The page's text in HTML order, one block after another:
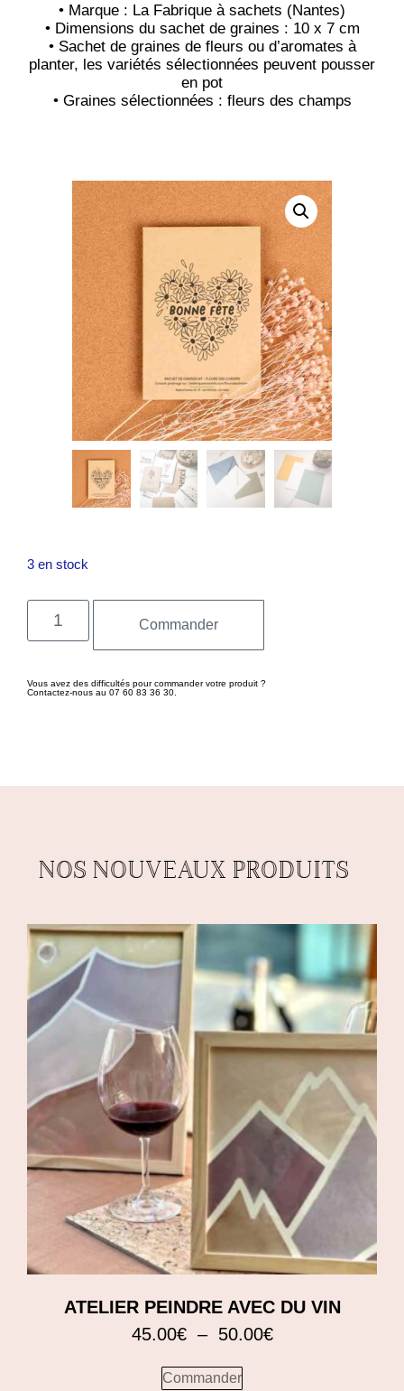
• Marque : La Fabrique à sachets (Nantes)
• Dimensions du sachet de graines : 10 x 7 cm
• Sachet de graines de fleurs ou d’aromates à
planter, les variétés sélectionnées peuvent pousser
en pot
• Graines sélectionnées : fleurs des champs
3 en stock
Commander
Vous avez des difficultés pour commander votre produit ?
Contactez-nous au 07 60 83 36 30.
NOS NOUVEAUX PRODUITS
ATELIER PEINDRE AVEC DU VIN
45.00€ – 50.00€
Commander